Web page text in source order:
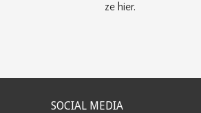
ze hier.
SOCIAL MEDIA